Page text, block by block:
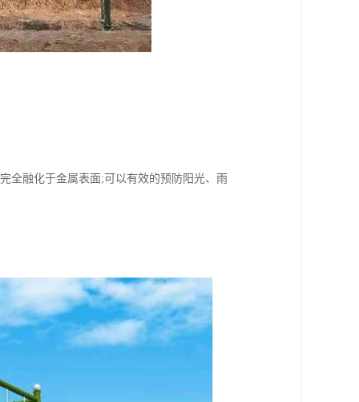
全融化于金属表面;可以有效的预防阳光、雨